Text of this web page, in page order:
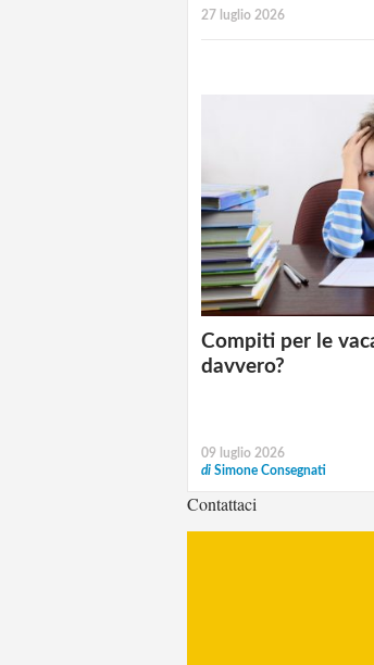
27 luglio 2026
Compiti per le
davvero?
09 luglio 2026
di Simone Consegnati
Contattaci